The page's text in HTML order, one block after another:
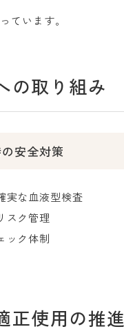
ています。
の取り組み
安全対策
実な血液型検査
スク管理
ック体制
正使用の推進